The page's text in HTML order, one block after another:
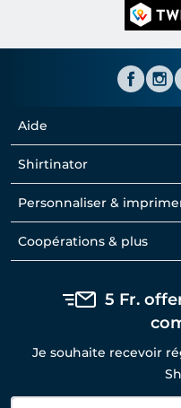
Aide
Shirtinator
Personnaliser &
Coopérations & plus
5 Fr.
Je souhaite recevoir